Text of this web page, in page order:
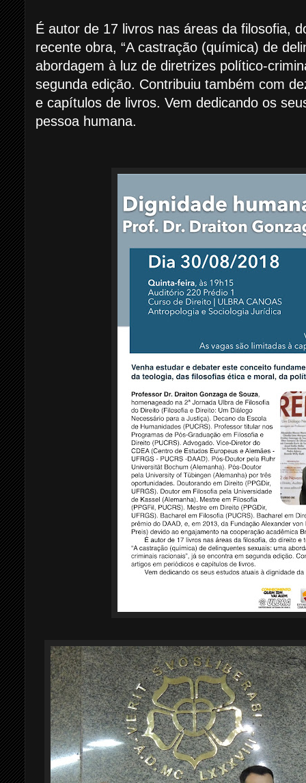
É autor de 17 livros nas áreas da filosofia,
recente obra, “A castração (química) de
abordagem à luz de diretrizes político-
segunda edição. Contribuiu também com
e capítulos de livros. Vem dedicando os
pessoa humana.